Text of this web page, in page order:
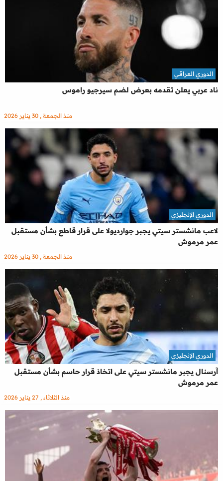
ناد عربي يعلن تقدمه بعرض لضم سيرجيو راموس
الدوري العراقي
منذ الجمعة , 30 يناير 2026
لاعب مانشستر سيتي يجبر جوارديولا على قرار قاطع بشأن مستقبل
عمر مرموش
الدوري الإنجليزي
منذ الجمعة , 30 يناير 2026
آرسنال يجبر مانشستر سيتي على اتخاذ قرار حاسم بشأن مستقبل
عمر مرموش
الدوري الإنجليزي
منذ الثلاثاء , 27 يناير 2026